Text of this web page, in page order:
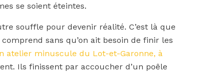
se soient éteintes.
souffle pour devenir réalité. C’est là que
sans qu’on ait besoin de finir les
atelier minuscule du Lot-et-Garonne, à
Ils finissent par accoucher d’un poêle